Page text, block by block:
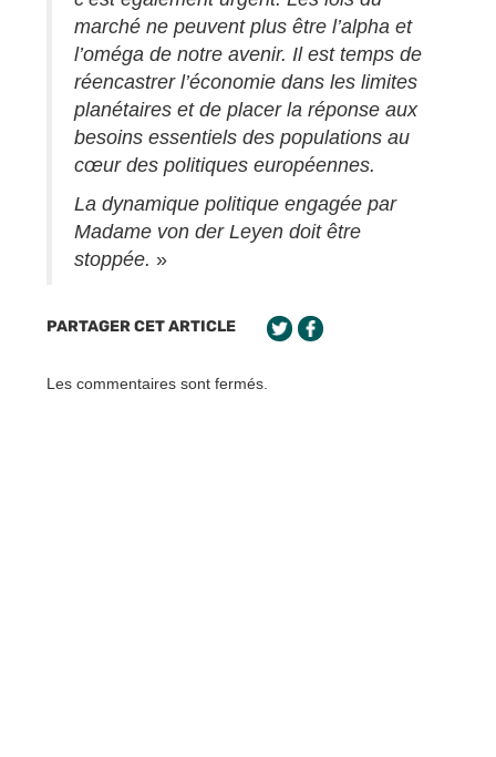
marché ne peuvent plus être l’alpha et
l’oméga de notre avenir. Il est temps de
réencastrer l’économie dans les limites
planétaires et de placer la réponse aux
besoins essentiels des populations au
cœur des politiques européennes.
La dynamique politique engagée par
Madame von der Leyen doit être
stoppée. »
PARTAGER CET ARTICLE
Les commentaires sont fermés.